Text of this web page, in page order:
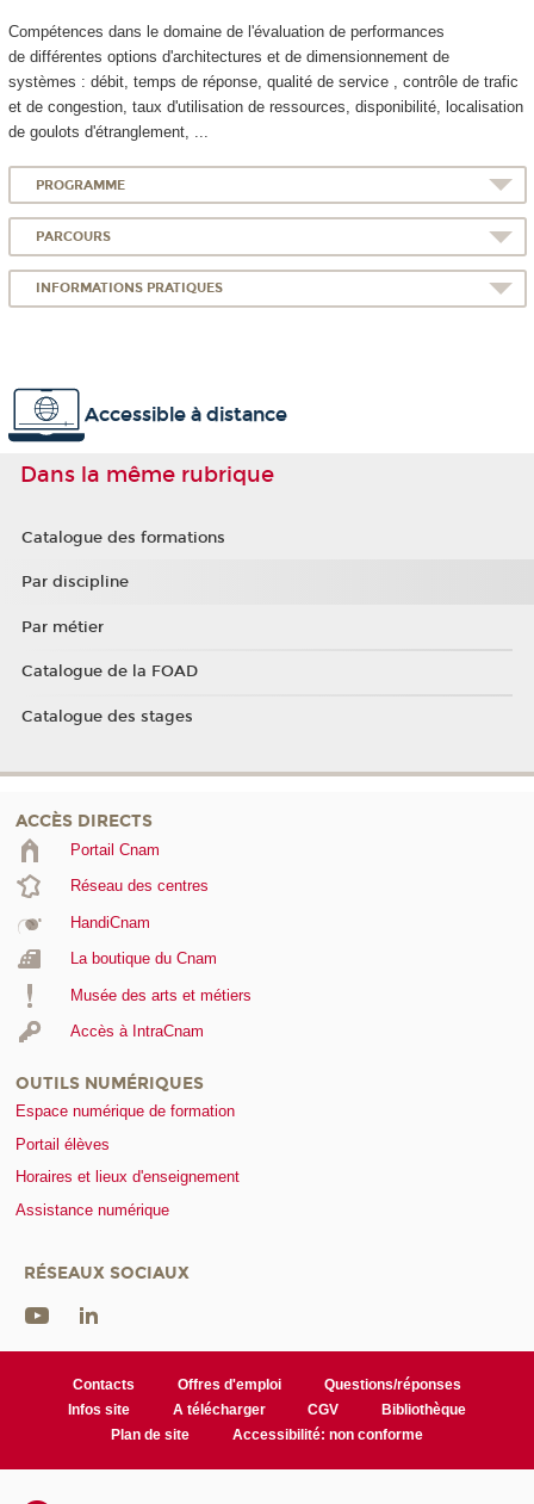
Compétences dans le domaine de l'évaluation de performances
de différentes options d'architectures et de dimensionnement de
systèmes : débit, temps de réponse, qualité de service , contrôle de trafic
et de congestion, taux d'utilisation de ressources, disponibilité, localisation
de goulots d'étranglement, ...
PROGRAMME
PARCOURS
INFORMATIONS PRATIQUES
Accessible à distance
Dans la même rubrique
Catalogue des formations
Par discipline
Par métier
Catalogue de la FOAD
Catalogue des stages
ACCÈS DIRECTS
Portail Cnam
Réseau des centres
HandiCnam
La boutique du Cnam
Musée des arts et métiers
Accès à IntraCnam
OUTILS NUMÉRIQUES
Espace numérique de formation
Portail élèves
Horaires et lieux d'enseignement
Assistance numérique
RÉSEAUX SOCIAUX
Contacts Offres d'emploi
Questions/réponses
Infos site
A télécharger CGV
Bibliothèque
Plan de site
Accessibilité: non conforme